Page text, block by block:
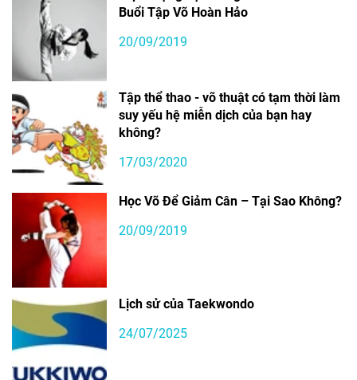
Buổi Tập Võ Hoàn Hảo
20/09/2019
Tập thể thao - võ thuật có tạm thời làm
suy yếu hệ miễn dịch của bạn hay
không?
17/03/2020
Học Võ Để Giảm Cân – Tại Sao Không?
20/09/2019
Lịch sử của Taekwondo
24/07/2025